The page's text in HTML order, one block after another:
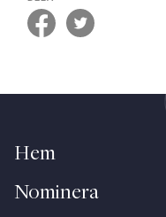
Hem
Nominera